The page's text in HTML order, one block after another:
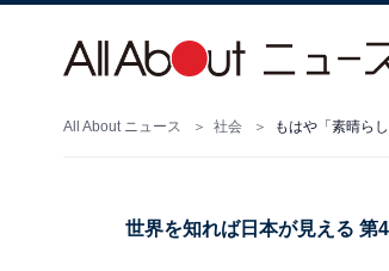
All About ニュース 社会
世界を知れば日本が見える 第